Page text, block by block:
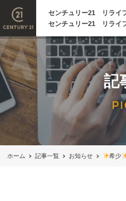
センチュリー21 リライ
センチュリー21 リライ
記
ホーム 記事一覧 お知らせ 希少